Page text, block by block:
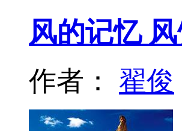
风的记忆
作者： 翟俊